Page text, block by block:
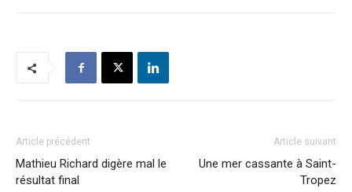
Article précédent
Mathieu Richard digère mal le
résultat final
Article suivant
Une mer cassante à Saint-
Tropez